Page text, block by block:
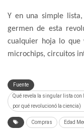
Y en una simple
germen de esta
cualquier hoja lo que
microchips, circuitos
Fuente
Qué revela la singular lista con
por qué revolucionó la ciencia)
Compras Edad